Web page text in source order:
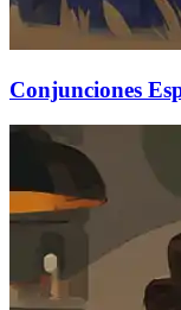
Conjunciones